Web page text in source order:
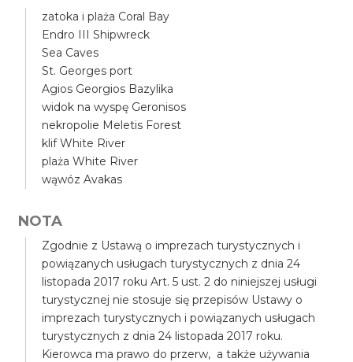
zatoka i plaża Coral Bay
Endro III Shipwreck
Sea Caves
St. Georges port
Agios Georgios Bazylika
widok na wyspę Geronisos
nekropolie Meletis Forest
klif White River
plaża White River
wąwóz Avakas
NOTA
Zgodnie z Ustawą o imprezach turystycznych i
powiązanych usługach turystycznych z dnia 24
listopada 2017 roku Art. 5 ust. 2 do niniejszej usługi
turystycznej nie stosuje się przepisów Ustawy o
imprezach turystycznych i powiązanych usługach
turystycznych z dnia 24 listopada 2017 roku.
Kierowca ma prawo do przerw, a także używania